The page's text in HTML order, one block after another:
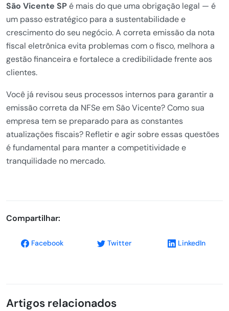
São Vicente SPé mais do que uma obrigação legal — é
um passo estratégico para a sustentabilidade e
crescimento do seu negócio. A correta emissão da nota
fiscal eletrônica evita problemas com o fisco, melhora a
gestão financeira e fortalece a credibilidade frente aos
clientes.
Você já revisou seus processos internos para garantir a
emissão correta da NFSe em São Vicente? Como sua
empresa tem se preparado para as constantes
atualizações fiscais? Refletir e agir sobre essas questões
é fundamental para manter a competitividade e
tranquilidade no mercado.
Compartilhar:
Facebook Twitter LinkedIn
Artigos relacionados